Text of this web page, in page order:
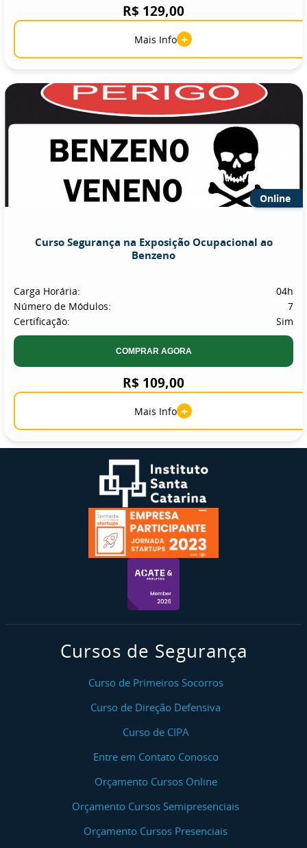
R$ 129,00
Mais Info +
Online
Curso Segurança na Exposição Ocupacional ao
Benzeno
Carga Horária:
04h
Número de Módulos:
7
Certificação:
Sim
COMPRAR AGORA
R$ 109,00
Mais Info +
Cursos de Segurança
Curso de Primeiros Socorros
Curso de Direção Defensiva
Curso de CIPA
Entre em Contato Conosco
Orçamento Cursos Online
Orçamento Cursos Semipresenciais
Orçamento Cursos Presenciais